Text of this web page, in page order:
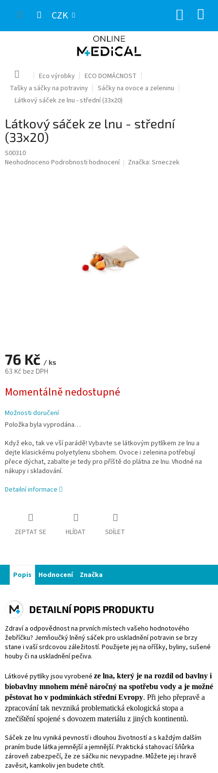
CZK
Domů Eco výrobky
ECO DOMÁCNOST
Tašky a sáčky na potraviny
Sáčky na ovoce a zeleninu
Látkový sáček ze lnu - střední (33x20)
Látkový sáček ze lnu - střední
(33x20)
S00310
Průměrné
Neohodnoceno Podrobnosti hodnocení Značka: Srneczek
76 Kč / ks
63 Kč bez DPH
cena:
Momentálně nedostupné
Možnosti doručení
Položka byla vyprodána…
Když eko, tak ve vší parádě! Vybavte se látkovým pytlíkem ze lnu a
dejte klasickému polyetylenu sbohem. Ovoce i zelenina potřebují
přece dýchat, zabalte je tedy pro příště do plátna ze lnu. Vhodné na
nákupy i skladování.
Detailní informace
ZEPTAT SE HLÍDAT SDÍLET
Popis Hodnocení Značka
DETAILNÍ POPIS PRODUKTU
Zdraví a odpovědnost na prvních místech vašeho hodnotového
žebříčku? Jemňoučký lněný sáček pro uskladnění potravin se brzy
stane i vaší srdcovou záležitostí. Použijete jej na oříšky, byliny, sušené
houby či na uskladnění pečiva.
Látkové pytlíky jsou vyrobené ze lna, který je na rozdíl od bavlny i
biobavlny mnohem méně náročný na spotřebu vody a je možné
pěstovat ho v podmínkách střední Evropy. Při jeho přepravě a
zpracování tak nevzniká problematická ekologická stopa a
znečištění spojené s dovozem materiálu z jiných kontinentů.
Sáček ze lnu vyniká pevností i dlouhou životností a s každým dalším
praním bude látka jemnější a jemnější. Praktická stahovací šňůrka
zároveň zabezpečí, že ze sáčku nic nevypadne. Můžete jej i hravě
zavěsit, kamkoliv jen budete chtít.